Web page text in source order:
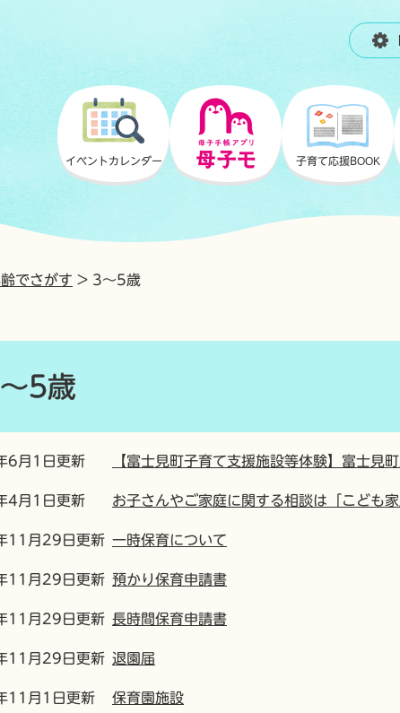
イベント カレンダー
母子手帳アプリ
母子モ
子育て応援BOOK
でさがす > 3～5歳
5歳
6月1日更新 【富士見町子育て支援施設等体験】富士見
4月1日更新 お子さんやご家庭に関する相談は「こども
11月29日更新 一時保育について
11月29日更新 預かり保育申請書
11月29日更新 長時間保育申請書
11月29日更新 退園届
11月1日更新 保育園施設